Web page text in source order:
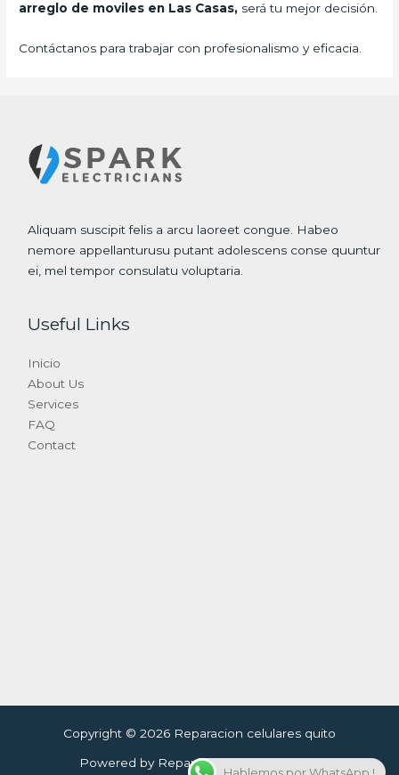
arreglo de moviles en Las Casas, será tu mejor decisión.
Contáctanos para trabajar con profesionalismo y eficacia.
Aliquam suscipit felis a arcu laoreet congue. Habeo
nemore appellanturusu putant adolescens conse quuntur
ei, mel tempor consulatu voluptaria.
Useful Links
Inicio
About Us
Services
FAQ
Contact
Copyright © 2026 Reparacion celulares quito
Powered by Reparacion celulares quito